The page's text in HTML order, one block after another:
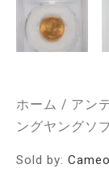
ホーム / アン
ングヤングソ
Sold by: